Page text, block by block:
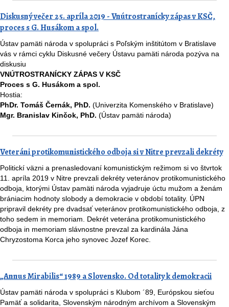
Diskusný večer 25. apríla 2019 - Vnútrostranícky zápas v KSČ,
proces s G. Husákom a spol.
Ústav pamäti národa v spolupráci s Poľským inštitútom v Bratislave
vás v rámci cyklu Diskusné večery Ústavu pamäti národa pozýva na
diskusiu
VNÚTROSTRANÍCKY ZÁPAS V KSČ
Proces s G. Husákom a spol.
Hostia:
PhDr. Tomáš Černák, PhD. (Univerzita Komenského v Bratislave)
Mgr. Branislav Kinčok, PhD. (Ústav pamäti národa)
Veteráni protikomunistického odboja si v Nitre prevzali dekréty
Politickí väzni a prenasledovaní komunistickým režimom si vo štvrtok
11. apríla 2019 v Nitre prevzali dekréty veteránov protikomunistického
odboja, ktorými Ústav pamäti národa vyjadruje úctu mužom a ženám
brániacim hodnoty slobody a demokracie v období totality. ÚPN
pripravil dekréty pre dvadsať veteránov protikomunistického odboja, z
toho sedem in memoriam. Dekrét veterána protikomunistického
odboja in memoriam slávnostne prevzal za kardinála Jána
Chryzostoma Korca jeho synovec Jozef Korec.
„Annus Mirabilis“ 1989 a Slovensko. Od totality k demokracii
Ústav pamäti národa v spolupráci s Klubom ´89, Európskou sieťou
Pamäť a solidarita, Slovenským národným archívom a Slovenským